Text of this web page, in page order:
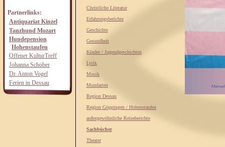
Partnerlinks:
Antiquariat Kinzel
Tanzhund Mozart
Hundepension
Hohenstaufen
Offener KulturTreff
Johanna Schober
Dr. Anton Vogel
Ferien in Dessau
Christliche Literatur
Erfahrungsberichte
Geschichte
Gesundheit
Kinder / Jugendgeschichten
Lyrik
Musik
Mundarten
Region Dessau
Region Göppingen / Hohenstaufen
außergewöhnliche Reiseberichte
Sachbücher
Theater